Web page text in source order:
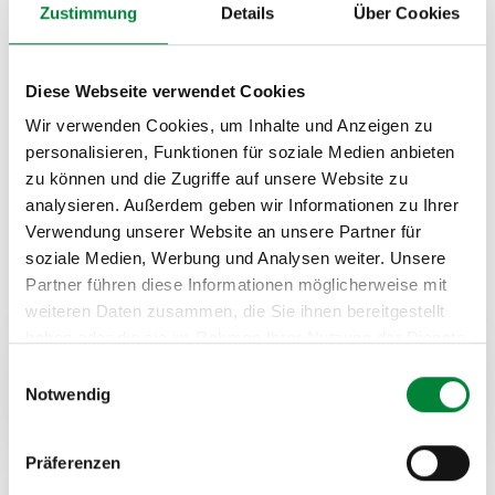
Zustimmung Details Über Cookies
Diese Webseite verwendet Cookies
Wir verwenden Cookies, um Inhalte und Anzeigen zu
personalisieren, Funktionen für soziale Medien anbieten
zu können und die Zugriffe auf unsere Website zu
analysieren. Außerdem geben wir Informationen zu Ihrer
Verwendung unserer Website an unsere Partner für
soziale Medien, Werbung und Analysen weiter. Unsere
Partner führen diese Informationen möglicherweise mit
weiteren Daten zusammen, die Sie ihnen bereitgestellt
Notwendig
Präferenzen
Produktionsmitarbeitende: Jede und jeder nimmt
Betrieblichen
Gesundheitsmanagement